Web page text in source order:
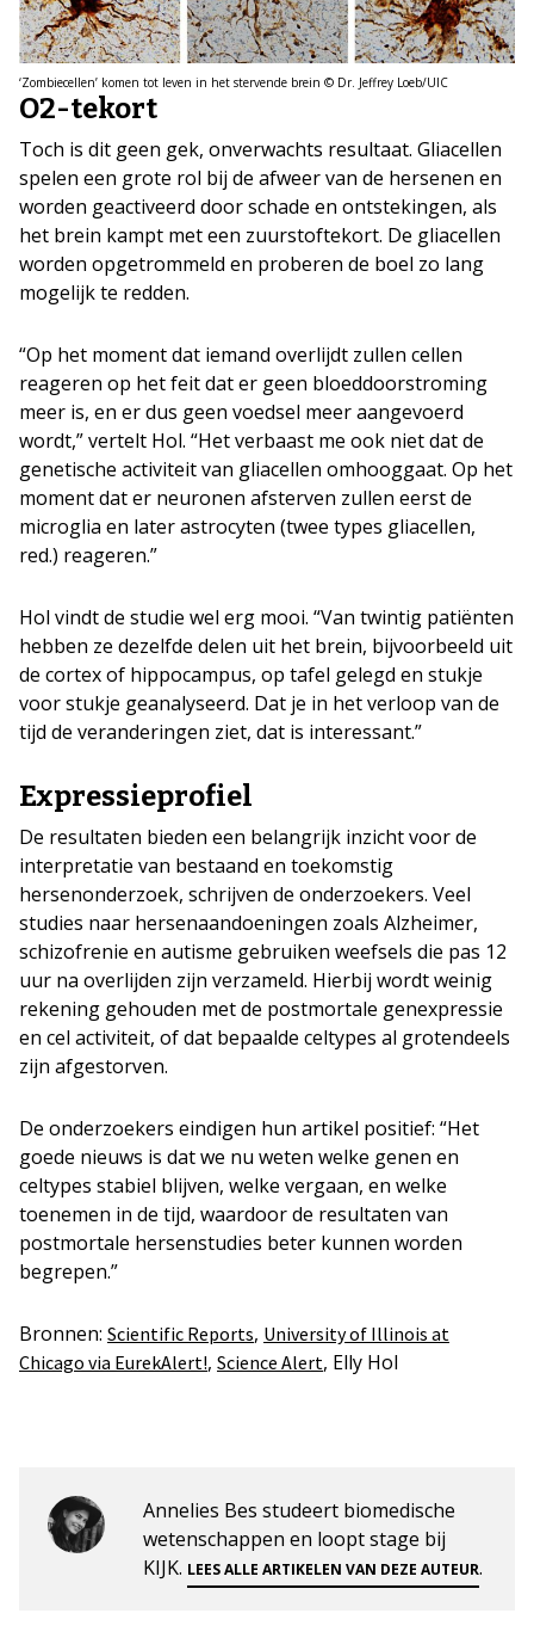
‘Zombiecellen’ komen tot leven in het stervende brein © Dr. Jeffrey Loeb/UIC
O2-tekort
Toch is dit geen gek, onverwachts resultaat. Gliacellen
spelen een grote rol bij de afweer van de hersenen en
worden geactiveerd door schade en ontstekingen, als
het brein kampt met een zuurstoftekort. De gliacellen
worden opgetrommeld en proberen de boel zo lang
mogelijk te redden.
“Op het moment dat iemand overlijdt zullen cellen
reageren op het feit dat er geen bloeddoorstroming
meer is, en er dus geen voedsel meer aangevoerd
wordt,” vertelt Hol. “Het verbaast me ook niet dat de
genetische activiteit van gliacellen omhooggaat. Op het
moment dat er neuronen afsterven zullen eerst de
microglia en later astrocyten (twee types gliacellen,
red.) reageren.”
Hol vindt de studie wel erg mooi. “Van twintig patiënten
hebben ze dezelfde delen uit het brein, bijvoorbeeld uit
de cortex of hippocampus, op tafel gelegd en stukje
voor stukje geanalyseerd. Dat je in het verloop van de
tijd de veranderingen ziet, dat is interessant.”
Expressieprofiel
De resultaten bieden een belangrijk inzicht voor de
interpretatie van bestaand en toekomstig
hersenonderzoek, schrijven de onderzoekers. Veel
studies naar hersenaandoeningen zoals Alzheimer,
schizofrenie en autisme gebruiken weefsels die pas 12
uur na overlijden zijn verzameld. Hierbij wordt weinig
rekening gehouden met de postmortale genexpressie
en cel activiteit, of dat bepaalde celtypes al grotendeels
zijn afgestorven.
De onderzoekers eindigen hun artikel positief: “Het
goede nieuws is dat we nu weten welke genen en
celtypes stabiel blijven, welke vergaan, en welke
toenemen in de tijd, waardoor de resultaten van
postmortale hersenstudies beter kunnen worden
begrepen.”
Bronnen: Scientific Reports, University of Illinois at
Chicago via EurekAlert!, Science Alert, Elly Hol
Annelies Bes studeert biomedische
wetenschappen en loopt stage bij
KIJK. LEES ALLE ARTIKELEN VAN DEZE AUTEUR.